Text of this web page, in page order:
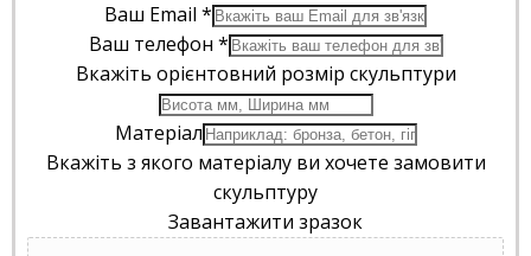
Ваш Email *
Ваш телефон *
Вкажіть орієнтовний розмір скульптури
Матеріал
Вкажіть з якого матеріалу ви хочете замовити
скульптуру
Завантажити зразок